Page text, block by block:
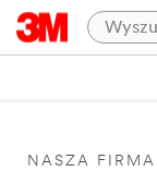
NASZA FIRMA